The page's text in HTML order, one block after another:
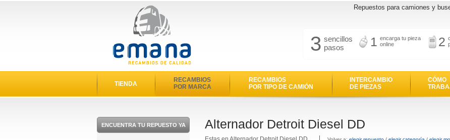
Repuestos para camiones y
3 sencillos
pasos
1 encarga tu pieza
online
2
TIENDA
RECAMBIOS
POR MARCA
RECAMBIOS
POR TIPO DE CAMIÓN
INTERCAMBIO
DE PIEZAS
CÓMO
ENCUENTRA TU REPUESTO YA Alternador Detroit Diesel DD